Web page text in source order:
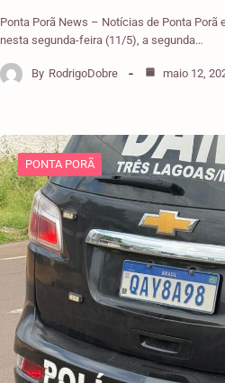
Ponta Porã News – Notícias de Ponta Porã
nesta segunda-feira (11/5), a segunda…
By RodrigoDobre maio 12,
PONTA PORÃ